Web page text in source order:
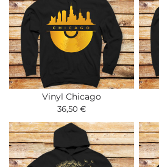
Vinyl Chicago
36,50 €